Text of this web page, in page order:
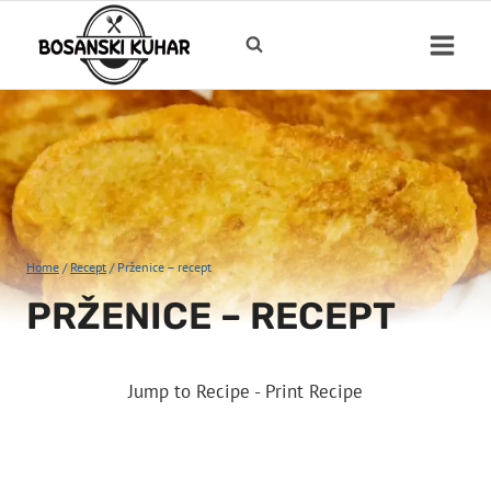
Home / Recept / Prženice – recept
PRŽENICE – RECEPT
Jump to Recipe - Print Recipe